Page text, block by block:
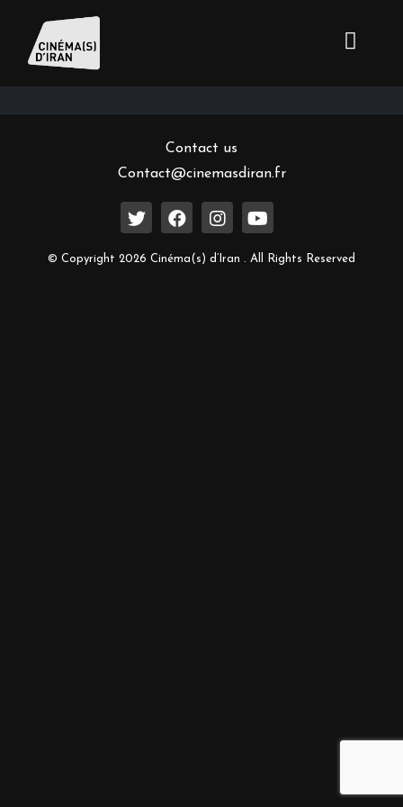
Inscrivez-vous à notre newsletter
Contact us
Contact@cinemasdiran.fr
© Copyright 2026 Cinéma(s) d’Iran . All Rights Reserved